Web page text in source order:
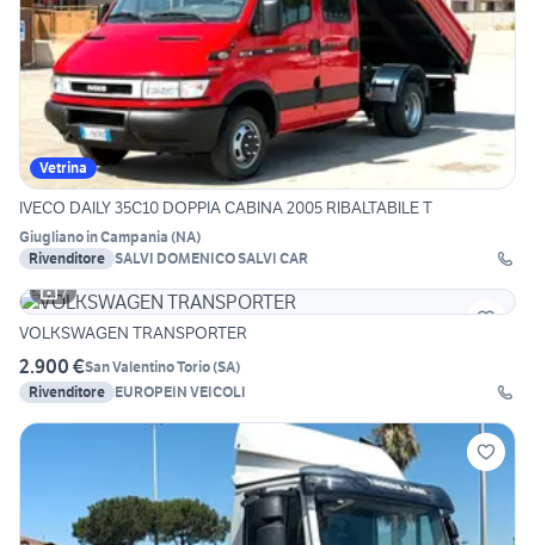
Vetrina
IVECO DAILY 35C10 DOPPIA CABINA 2005 RIBALTABILE T
Giugliano in Campania (NA)
Rivenditore SALVI DOMENICO SALVI CAR
7
VOLKSWAGEN TRANSPORTER
2.900 €San Valentino Torio(SA)
Rivenditore EUROPEIN VEICOLI